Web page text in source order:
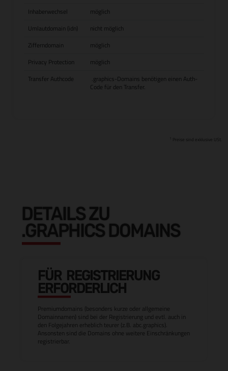
Inhaberwechsel
möglich
Umlautdomain (idn)
nicht möglich
Zifferndomain
möglich
Privacy Protection
möglich
Transfer Authcode
.graphics-Domains benötigen einen Auth-
Code für den Transfer.
Preise sind exklusive USt.
DETAILS ZU
.GRAPHICS DOMAINS
FÜR REGISTRIERUNG
ERFORDERLICH
Premiumdomains (besonders kurze oder allgemeine
Domainnamen) sind bei der Registrierung und evtl. auch in
den Folgejahren erheblich teurer (z.B. abc.graphics).
Ansonsten sind die Domains ohne weitere Einschränkungen
registrierbar.